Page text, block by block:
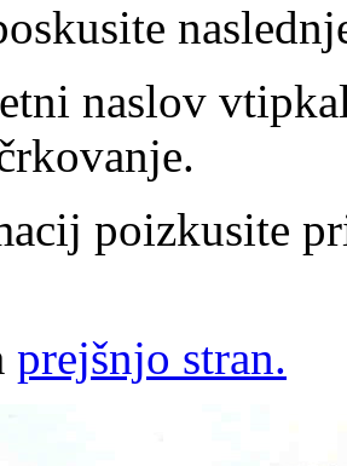
naslov
poizkusite
prejšnjo stran.